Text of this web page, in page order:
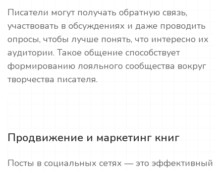
Писатели могут получать обратную связь,
участвовать в обсуждениях и даже проводить
опросы, чтобы лучше понять, что интересно их
аудитории. Такое общение способствует
формированию лояльного сообщества вокруг
творчества писателя.
Продвижение и маркетинг книг
Посты в социальных сетях — это эффективный